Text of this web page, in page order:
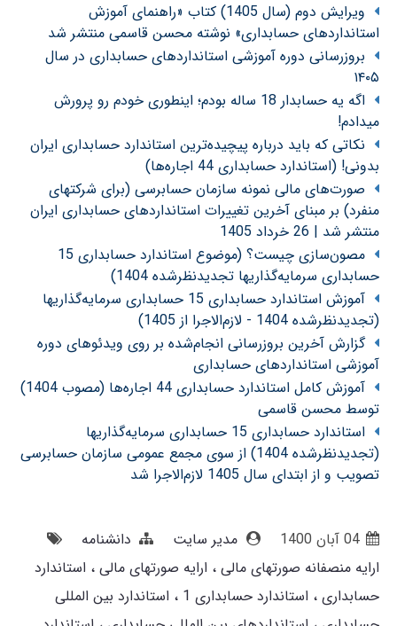
ویرایش دوم (سال 1405) کتاب «راهنمای آموزش
استانداردهای حسابداری» نوشته محسن قاسمی منتشر شد
بروزرسانی دوره آموزشی استانداردهای حسابداری در سال
۱۴۰۵
اگه یه حسابدار 18 ساله بودم؛ اینطوری خودم رو پرورش
میدادم!
نکاتی که باید درباره پیچیده‌ترین استاندارد حسابداری ایران
بدونی! (استاندارد حسابداری 44 اجاره‌ها)
صورت‌های مالی نمونه سازمان حسابرسی (برای شرکتهای
منفرد) بر مبنای آخرین تغییرات استانداردهای حسابداری ایران
منتشر شد | 26 خرداد 1405
مصون‌سازی چیست؟ (موضوع استاندارد حسابداری 15
حسابداری سرمایه‌گذاریها تجدیدنظرشده 1404)
آموزش استاندارد حسابداری 15 حسابداری سرمایه‌گذاریها
(تجدیدنظرشده 1404 - لازم‌الاجرا از 1405)
گزارش آخرین بروزرسانی انجام‌شده بر روی ویدئوهای دوره
آموزشی استانداردهای حسابداری
آموزش کامل استاندارد حسابداری 44 اجاره‌ها (مصوب 1404)
توسط محسن قاسمی
استاندارد حسابداری 15 حسابداری سرمایه‌گذاریها
(تجدیدنظرشده 1404) از سوی مجمع عمومی سازمان حسابرسی
تصویب و از ابتدای سال 1405 لازم‌الاجرا شد
04 آبان 1400 مدیر سایت
دانشنامه
ارایه منصفانه صورتهای مالی ارایه صورتهای مالی استاندارد
حسابداری استاندارد حسابداری 1
استاندارد بین المللی